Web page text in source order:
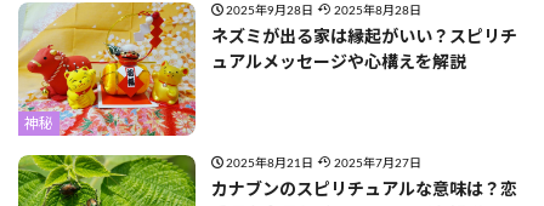
神秘
2025年9月28日 2025年8月28日
ネズミが出る家は縁起がいい？スピリチ
ュアルメッセージや心構えを解説
2025年8月21日 2025年7月27日
カナブンのスピリチュアルな意味は？恋